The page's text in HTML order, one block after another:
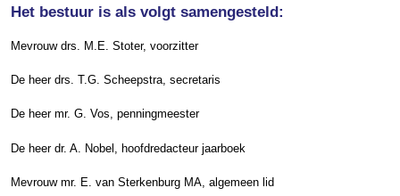
Het bestuur is als volgt samengesteld:
Mevrouw drs. M.E. Stoter, voorzitter
De heer drs. T.G. Scheepstra, secretaris
De heer mr. G. Vos, penningmeester
De heer dr. A. Nobel, hoofdredacteur jaarboek
Mevrouw mr. E. van Sterkenburg MA, algemeen lid